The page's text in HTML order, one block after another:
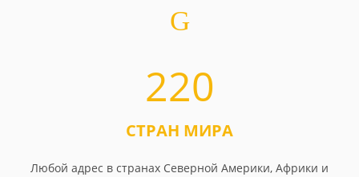
220
СТРАН МИРА
Любой адрес в странах Северной Америки, Африки и